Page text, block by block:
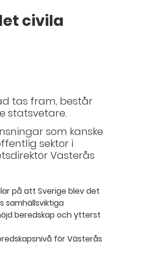
civila
tas fram, består
statsvetare.
som kanske
sektor i
Västerås
på att Sverige blev det
samhällsviktiga
beredskap och ytterst
för Västerås